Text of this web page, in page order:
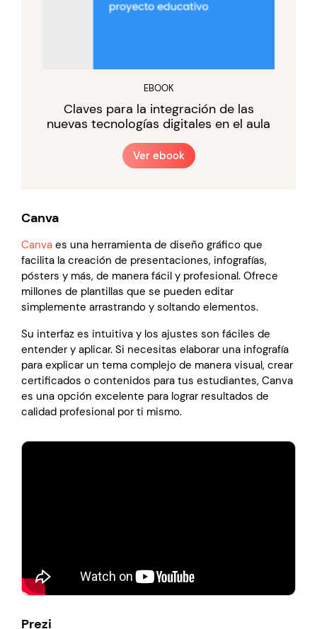
EBOOK
Claves para la integración de las
nuevas tecnologías digitales en el aula
Ver ebook
Canva
Canva es una herramienta de diseño gráfico que
facilita la creación de presentaciones, infografías,
pósters y más, de manera fácil y profesional. Ofrece
millones de plantillas que se pueden editar
simplemente arrastrando y soltando elementos.
Su interfaz es intuitiva y los ajustes son fáciles de
entender y aplicar. Si necesitas elaborar una infografía
para explicar un tema complejo de manera visual, crear
certificados o contenidos para tus estudiantes, Canva
es una opción excelente para lograr resultados de
calidad profesional por ti mismo.
Prezi